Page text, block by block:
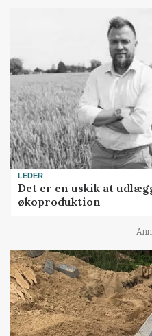
LEDER
Det er en uskik at
økoproduktion